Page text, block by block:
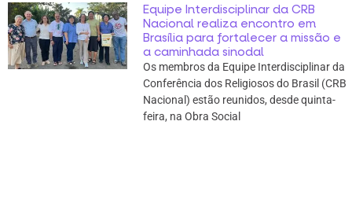
Equipe Interdisciplinar da CRB
Nacional realiza encontro em
Brasília para fortalecer a missão e
a caminhada sinodal
Os membros da Equipe Interdisciplinar da
Conferência dos Religiosos do Brasil (CRB
Nacional) estão reunidos, desde quinta-
feira, na Obra Social